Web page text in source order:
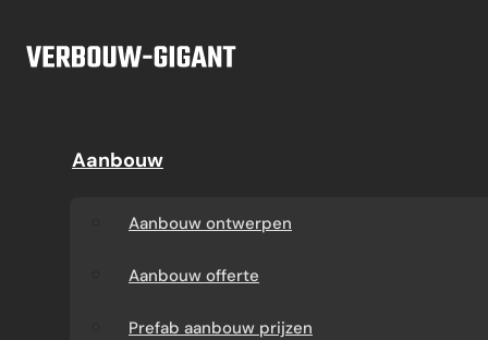
Aanbouw
Aanbouw offerte
Prefab aanbouw
Aanbouw
Aanbouw ontwerpen
Aanbouw offerte
Prefab aanbouw prijzen